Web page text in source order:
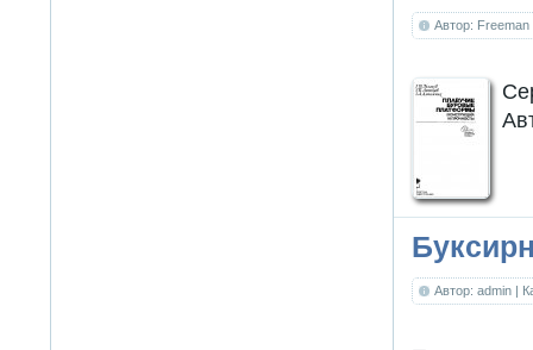
Автор: Freeman
Автор: admin |